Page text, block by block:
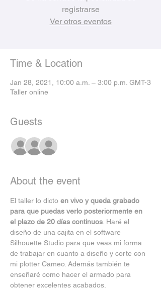
registrarse
Ver otros eventos
Time & Location
Jan 28, 2021, 10:00 a.m. – 3:00 p.m. GMT-3
Taller online
Guests
About the event
El taller lo dicto en vivo y queda grabado
para que puedas verlo posteriormente en
el plazo de 20 días continuos . Haré el
diseño de una cajita en el software
Silhouette Studio para que veas mi forma
de trabajar en cuanto a diseño y corte con
mi plotter Cameo. Además también te
enseñaré como hacer el armado para
obtener excelentes acabados.